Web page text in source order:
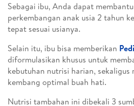
Sebagai ibu, Anda dapat
perkembangan anak usia 2 tahun
tepat sesuai usianya.
Selain itu, ibu bisa memberikan
diformulasikan khusus untuk
kebutuhan nutrisi harian, sekaligus
kembang optimal buah hati.
Nutrisi tambahan ini dibekali 3